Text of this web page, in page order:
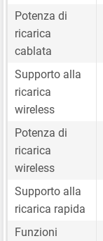
Potenza di
ricarica
cablata
Supporto alla
ricarica
wireless
Potenza di
ricarica
wireless
Supporto alla
ricarica rapida
Funzioni